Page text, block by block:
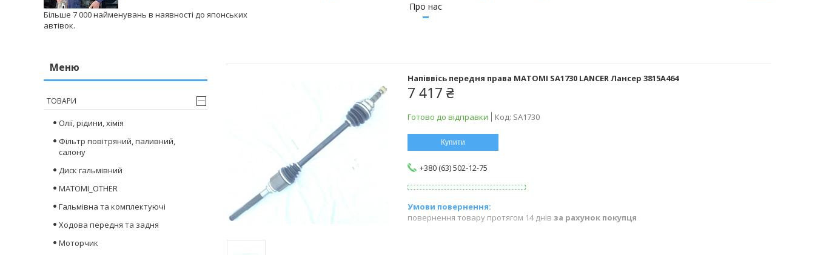
Більше 7 000 найменувань в наявності до японських
автівок.
Про нас
Напіввісь передня права MATOMI SA1730 LANCER Лансер 3815A464
7 417 ₴
Готово до відправки Код: SA1730
Купити
+380 (63) 502-12-75
повернення товару протягом 14 днів за рахунок покупця
ТОВАРИ
Олії, рідини, хімія
Фільтр повітряний, паливний,
салону
Диск гальмівний
MATOMI_OTHER
Гальмівна та комплектуючі
Ходова передня та задня
Моторчик